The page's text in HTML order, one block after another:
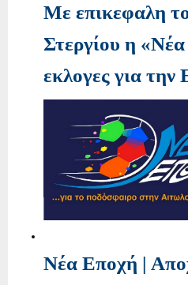
Με επικεφαλη
Στεργίου η
εκλογες για
Νέα Εποχή |